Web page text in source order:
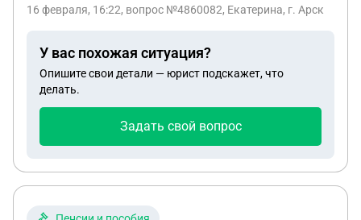
16 февраля, 16:22, вопрос №4860082, Екатерина, г. Арск
У вас похожая ситуация?
Опишите свои детали — юрист подскажет, что
делать.
Задать свой вопрос